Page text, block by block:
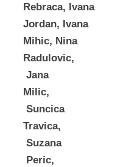
Rebraca, Ivana
Jordan, Ivana
Mihic, Nina
Radulovic,
Jana
Milic,
Suncica
Travica,
Suzana
Peric,